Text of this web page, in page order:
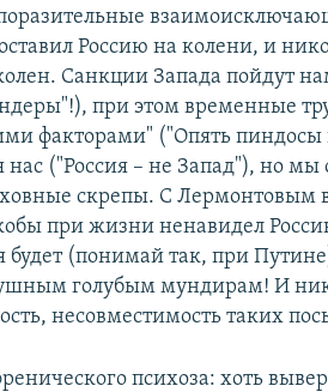
Россию на колени, и
Санкции Запада пойдут
при этом временные
факторами" ("Опять пиндосы
("Россия – не Запад"), но мы
скрепы. С Лермонтовым
при жизни ненавидел
будет (понимай так, при
голубым мундирам! И
несовместимость таких
психоза: хоть